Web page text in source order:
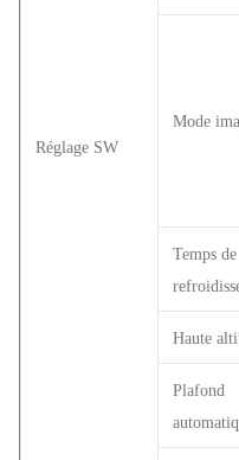
Réglage SW
Mode
Temps de
Haute
Plafond